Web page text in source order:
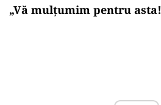
„Vă mulțumim pentru asta!